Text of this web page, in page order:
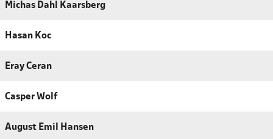
Michas Dahl Kaarsberg
Hasan Koc
Eray Ceran
Casper Wolf
August Emil Hansen